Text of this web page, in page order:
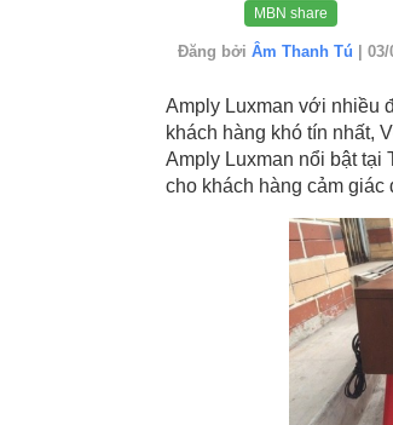
MBN share
Đăng bởi Âm Thanh Tú |
Amply Luxman với nhiều
khách hàng khó tín nhất,
Amply Luxman nổi bật tại
cho khách hàng cảm giác